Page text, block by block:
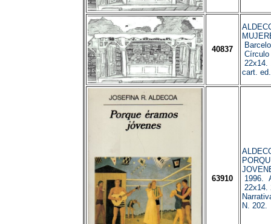
40837
Círculo
22x14.
cart.
63910
1996.
22x14.
N. 202.